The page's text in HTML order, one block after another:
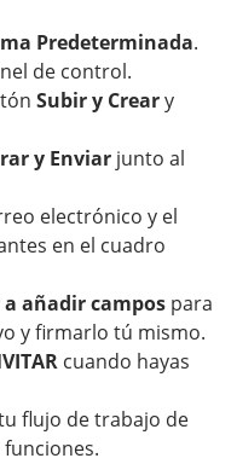
Predeterminada.
de control.
Subir y Creary
y Enviar junto al
electrónico y el
en el cuadro
a añadir campos para
y firmarlo tú mismo.
cuando hayas
flujo de trabajo de